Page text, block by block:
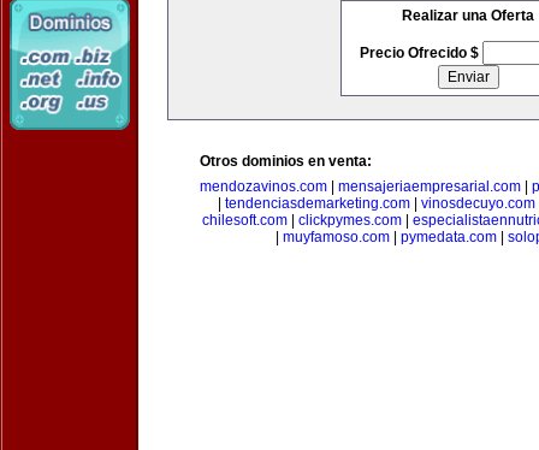
Realizar una Oferta
Precio Ofrecido $
Otros dominios en venta:
mendozavinos.com
mensajeriaempresarial.com
tendenciasdemarketing.com| vinosdecuyo.com
chilesoft.com
clickpymes.com
muyfamoso.com pymedata.com